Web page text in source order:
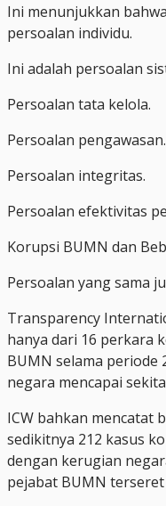
Ini menunjukkan
persoalan individu.
Ini adalah persoalan
Persoalan tata kelola.
Persoalan pengawasan.
Persoalan integritas.
Persoalan efektivitas
Korupsi BUMN dan
Persoalan yang sama
Transparency
hanya dari 16 perkara
BUMN selama periode
negara mencapai
ICW bahkan mencatat
sedikitnya 212 kasus
dengan kerugian
pejabat BUMN